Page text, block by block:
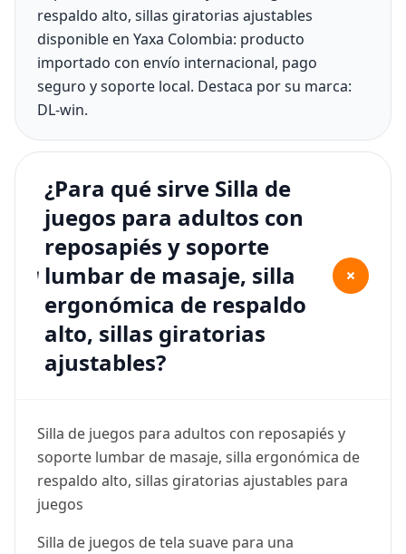
respaldo alto, sillas giratorias ajustables
disponible en Yaxa Colombia: producto
importado con envío internacional, pago
seguro y soporte local. Destaca por su marca:
DL-win.
¿Para qué sirve Silla de
juegos para adultos con
reposapiés y soporte
lumbar de masaje, silla
ergonómica de respaldo
alto, sillas giratorias
ajustables?
+
Silla de juegos para adultos con reposapiés y
soporte lumbar de masaje, silla ergonómica de
respaldo alto, sillas giratorias ajustables para
juegos
Silla de juegos de tela suave para una